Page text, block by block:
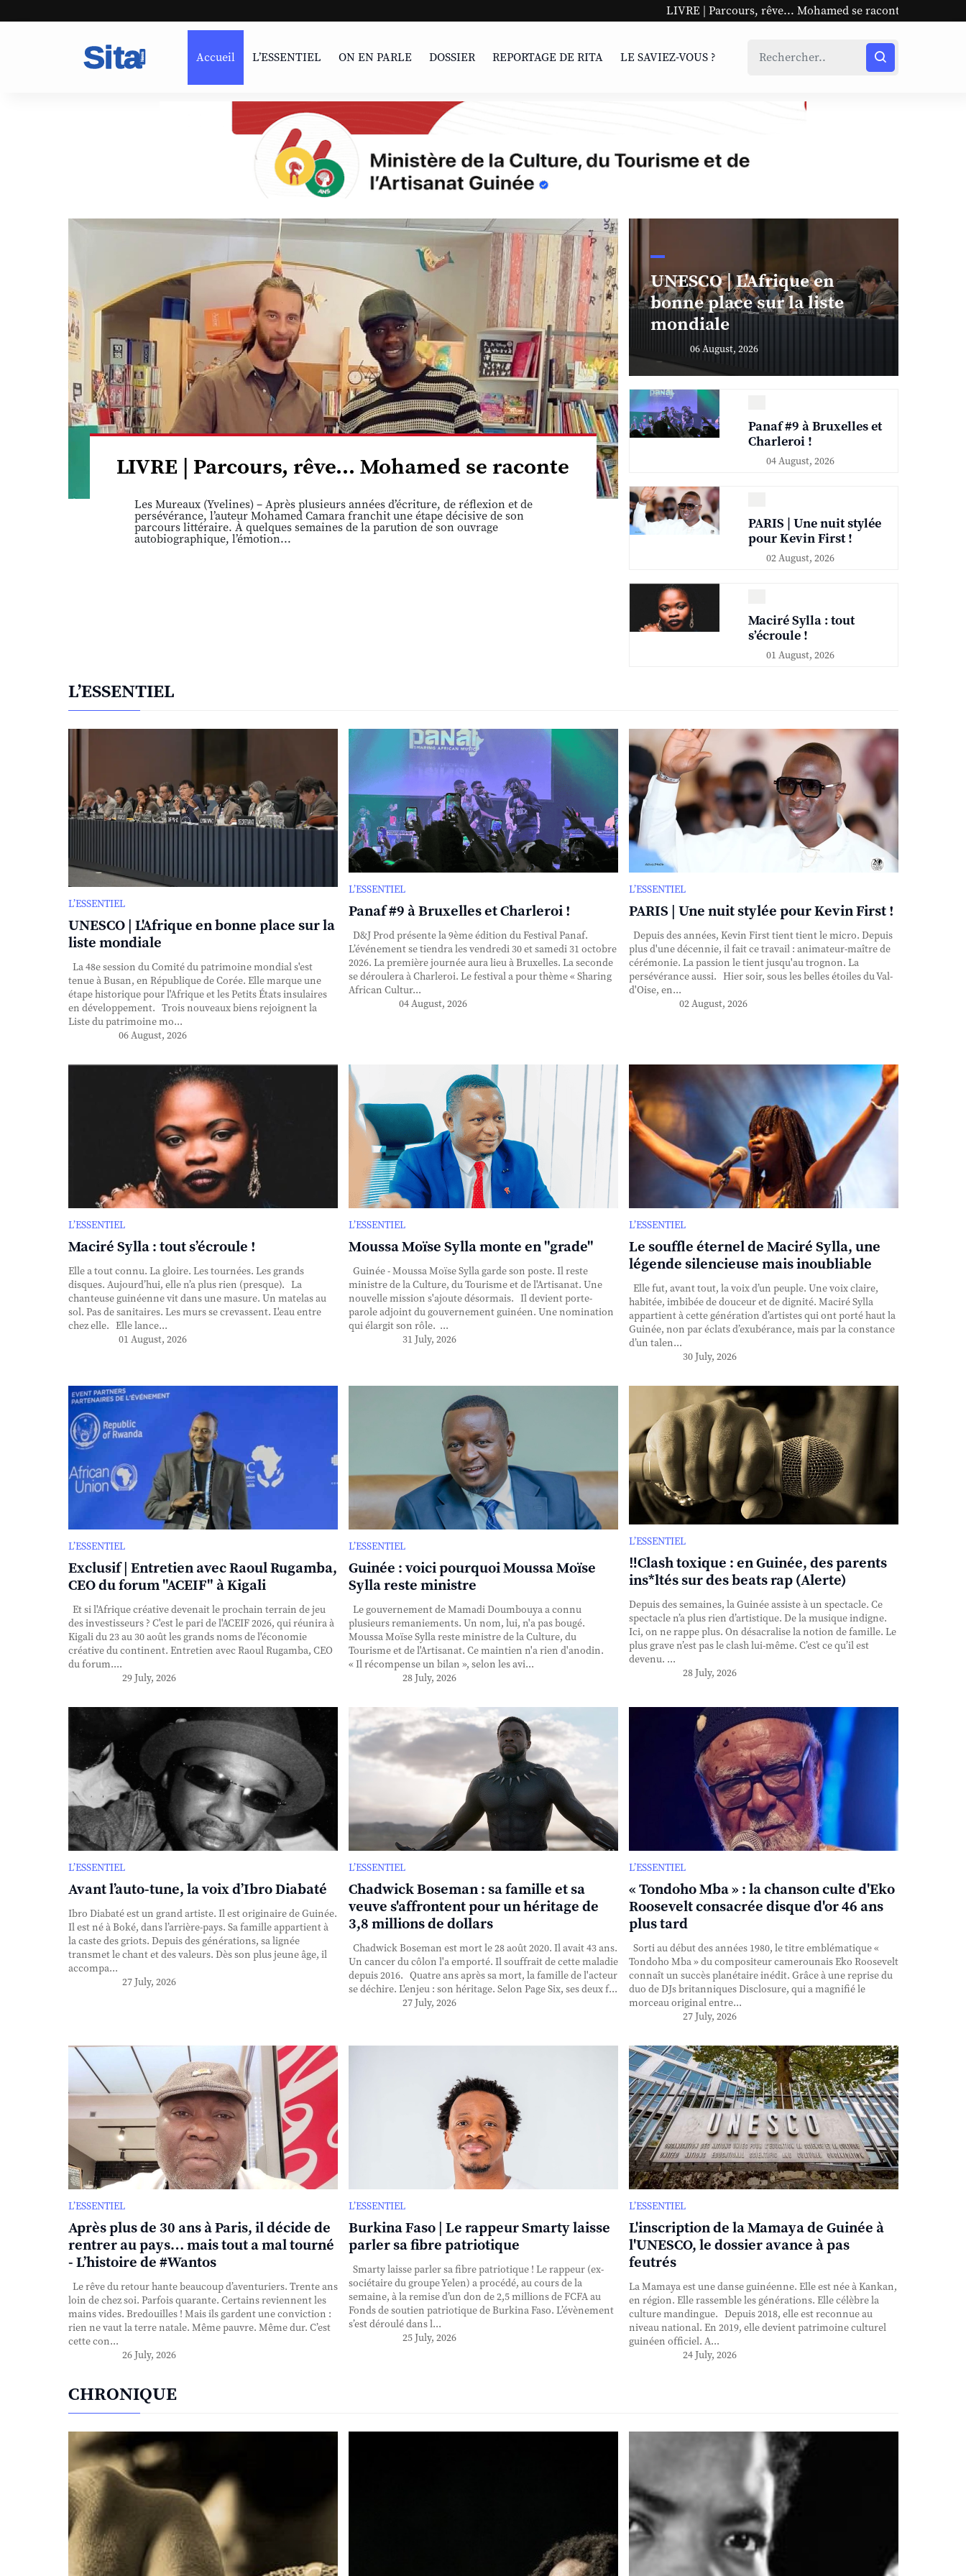
LIVRE | Parcours, rêve... Mohamed se raconte UNESCO | L'Afrique en
Accueil L’ESSENTIEL ON EN PARLE DOSSIER REPORTAGE DE RITA LE SAVIEZ-VOUS ?
LIVRE | Parcours, rêve... Mohamed se raconte
Les Mureaux (Yvelines) – Après plusieurs années d’écriture, de réflexion et de
persévérance, l’auteur Mohamed Camara franchit une étape décisive de son
parcours littéraire. À quelques semaines de la parution de son ouvrage
autobiographique, l’émotion...
UNESCO | L'Afrique en
bonne place sur la liste
mondiale
06 August, 2026
Panaf #9 à Bruxelles et
Charleroi !
04 August, 2026
PARIS | Une nuit stylée
pour Kevin First !
02 August, 2026
Maciré Sylla : tout
s’écroule !
01 August, 2026
L’ESSENTIEL
L’ESSENTIEL
UNESCO | L'Afrique en bonne place sur la
liste mondiale
La 48e session du Comité du patrimoine mondial s'est
tenue à Busan, en République de Corée. Elle marque une
étape historique pour l'Afrique et les Petits États insulaires
en développement. Trois nouveaux biens rejoignent la
Liste du patrimoine mo...
06 August, 2026
L’ESSENTIEL
Panaf #9 à Bruxelles et Charleroi !
D&J Prod présente la 9ème édition du Festival Panaf.
L’événement se tiendra les vendredi 30 et samedi 31 octobre
2026. La première journée aura lieu à Bruxelles. La seconde
se déroulera à Charleroi. Le festival a pour thème « Sharing
African Cultur...
04 August, 2026
L’ESSENTIEL
PARIS | Une nuit stylée pour Kevin First !
Depuis des années, Kevin First tient tient le micro. Depuis
plus d'une décennie, il fait ce travail : animateur-maître de
cérémonie. La passion le tient jusqu'au trognon. La
persévérance aussi. Hier soir, sous les belles étoiles du Val-
d'Oise, en...
02 August, 2026
L’ESSENTIEL
Maciré Sylla : tout s’écroule !
Elle a tout connu. La gloire. Les tournées. Les grands
disques. Aujourd’hui, elle n’a plus rien (presque). La
chanteuse guinéenne vit dans une masure. Un matelas au
sol. Pas de sanitaires. Les murs se crevassent. L'eau entre
chez elle. Elle lance...
01 August, 2026
L’ESSENTIEL
Moussa Moïse Sylla monte en "grade"
Guinée - Moussa Moïse Sylla garde son poste. Il reste
ministre de la Culture, du Tourisme et de l'Artisanat. Une
nouvelle mission s'ajoute désormais. Il devient porte-
parole adjoint du gouvernement guinéen. Une nomination
qui élargit son rôle. ...
31 July, 2026
L’ESSENTIEL
Le souffle éternel de Maciré Sylla, une
légende silencieuse mais inoubliable
Elle fut, avant tout, la voix d’un peuple. Une voix claire,
habitée, imbibée de douceur et de dignité. Maciré Sylla
appartient à cette génération d’artistes qui ont porté haut la
Guinée, non par éclats d’exubérance, mais par la constance
d’un talen...
30 July, 2026
L’ESSENTIEL
Exclusif | Entretien avec Raoul Rugamba,
CEO du forum "ACEIF" à Kigali
Et si l'Afrique créative devenait le prochain terrain de jeu
des investisseurs ? C'est le pari de l'ACEIF 2026, qui réunira à
Kigali du 23 au 30 août les grands noms de l'économie
créative du continent. Entretien avec Raoul Rugamba, CEO
du forum....
29 July, 2026
L’ESSENTIEL
Guinée : voici pourquoi Moussa Moïse
Sylla reste ministre
Le gouvernement de Mamadi Doumbouya a connu
plusieurs remaniements. Un nom, lui, n'a pas bougé.
Moussa Moïse Sylla reste ministre de la Culture, du
Tourisme et de l'Artisanat. Ce maintien n'a rien d'anodin.
« Il récompense un bilan », selon les avi...
28 July, 2026
L’ESSENTIEL
‼️Clash toxique : en Guinée, des parents
ins*ltés sur des beats rap (Alerte)
Depuis des semaines, la Guinée assiste à un spectacle. Ce
spectacle n’a plus rien d’artistique. De la musique indigne.
Ici, on ne rappe plus. On désacralise la notion de famille. Le
plus grave n’est pas le clash lui-même. C’est ce qu’il est
devenu. ...
28 July, 2026
L’ESSENTIEL
Avant l’auto-tune, la voix d’Ibro Diabaté
Ibro Diabaté est un grand artiste. Il est originaire de Guinée.
Il est né à Boké, dans l’arrière-pays. Sa famille appartient à
la caste des griots. Depuis des générations, sa lignée
transmet le chant et des valeurs. Dès son plus jeune âge, il
accompa...
27 July, 2026
L’ESSENTIEL
Chadwick Boseman : sa famille et sa
veuve s'affrontent pour un héritage de
3,8 millions de dollars
Chadwick Boseman est mort le 28 août 2020. Il avait 43 ans.
Un cancer du côlon l'a emporté. Il souffrait de cette maladie
depuis 2016. Quatre ans après sa mort, la famille de l'acteur
se déchire. L'enjeu : son héritage. Selon Page Six, ses deux f...
27 July, 2026
L’ESSENTIEL
« Tondoho Mba » : la chanson culte d'Eko
Roosevelt consacrée disque d'or 46 ans
plus tard
Sorti au début des années 1980, le titre emblématique «
Tondoho Mba » du compositeur camerounais Eko Roosevelt
connaît un succès planétaire inédit. Grâce à une reprise du
duo de DJs britanniques Disclosure, qui a magnifié le
morceau original entre...
27 July, 2026
L’ESSENTIEL
Après plus de 30 ans à Paris, il décide de
rentrer au pays… mais tout a mal tourné
- L’histoire de #Wantos
Le rêve du retour hante beaucoup d’aventuriers. Trente ans
loin de chez soi. Parfois quarante. Certains reviennent les
mains vides. Bredouilles ! Mais ils gardent une conviction :
rien ne vaut la terre natale. Même pauvre. Même dur. C’est
cette con...
26 July, 2026
L’ESSENTIEL
Burkina Faso | Le rappeur Smarty laisse
parler sa fibre patriotique
Smarty laisse parler sa fibre patriotique ! Le rappeur (ex-
sociétaire du groupe Yelen) a procédé, au cours de la
semaine, à la remise d’un don de 2,5 millions de FCFA au
Fonds de soutien patriotique de Burkina Faso. L’évènement
s’est déroulé dans l...
25 July, 2026
L’ESSENTIEL
L'inscription de la Mamaya de Guinée à
l'UNESCO, le dossier avance à pas
feutrés
La Mamaya est une danse guinéenne. Elle est née à Kankan,
en région. Elle rassemble les générations. Elle célèbre la
culture mandingue. Depuis 2018, elle est reconnue au
niveau national. En 2019, elle devient patrimoine culturel
guinéen officiel. A...
24 July, 2026
CHRONIQUE